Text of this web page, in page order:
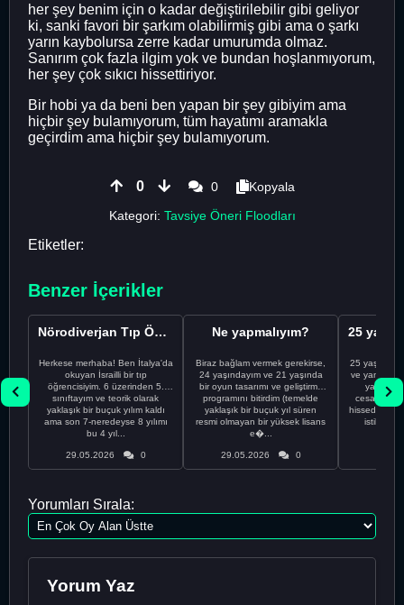
her şey benim için o kadar değiştirilebilir gibi geliyor
ki, sanki favori bir şarkım olabilirmiş gibi ama o şarkı
yarın kaybolursa zerre kadar umurumda olmaz.
Sanırım çok fazla ilgim yok ve bundan hoşlanmıyorum,
her şey çok sıkıcı hissettiriyor.
Bir hobi ya da beni ben yapan bir şey gibiyim ama
hiçbir şey bulamıyorum, tüm hayatımı aramakla
geçirdim ama hiçbir şey bulamıyorum.
0 0
Kopyala
Kategori: Tavsiye Öneri Floodları
Etiketler:
Benzer İçerikler
Nörodiverjan Tıp Öğrencisi Yeni Bir Yol Arıyor
Herkese merhaba! Ben İtalya'da
okuyan İsrailli bir tıp
öğrencisiyim. 6 üzerinden 5.
sınıftayım ve teorik olarak
yaklaşık bir buçuk yılım kaldı
ama son 7-neredeyse 8 yılımı
bu 4 yıl...
29.05.2026 0
Ne yapmalıyım?
Biraz bağlam vermek gerekirse,
24 yaşındayım ve 21 yaşında
bir oyun tasarımı ve geliştirme
programını bitirdim (temelde
yaklaşık bir buçuk yıl süren
resmi olmayan bir yüksek lisans
e�...
29.05.2026 0
25
ve yanlış
cesaretimin
Yorumları Sırala:
Yorum Yaz